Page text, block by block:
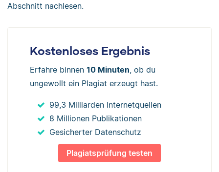
Abschnitt nachlesen.
Kostenloses Ergebnis
Erfahre binnen 10 Minuten , ob du
ungewollt ein Plagiat erzeugt hast.
99,3 Milliarden Internetquellen
8 Millionen Publikationen
Gesicherter Datenschutz
Plagiatsprüfung testen